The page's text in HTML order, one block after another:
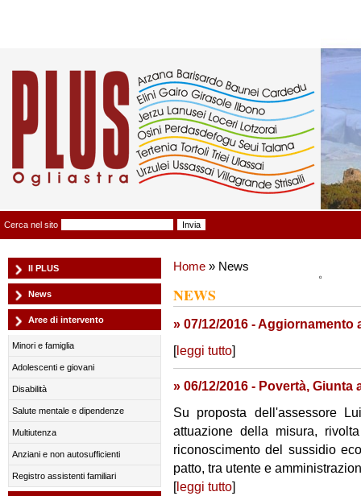
Cerca nel sito
Il PLUS
News
Aree di intervento
Minori e famiglia
Adolescenti e giovani
Disabilità
Salute mentale e dipendenze
Multiutenza
Anziani e non autosufficienti
Registro assistenti familiari
Home » News
NEWS
» 07/12/2016 -
[leggi tutto]
» 06/12/2016 - Povertà,
Su proposta dell'assessore
attuazione della misura,
riconoscimento del sussidio
patto, tra utente e
[leggi tutto]